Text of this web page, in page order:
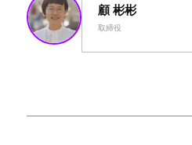
顧 彬彬
取締役